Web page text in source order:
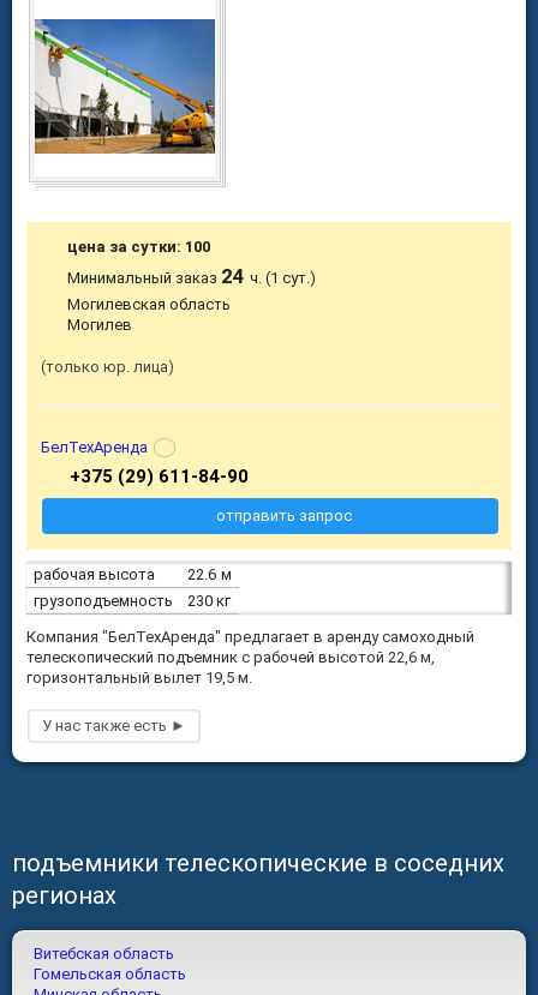
рабочая высота
22.6 м
грузоподъемность
230 кг
Компания "БелТехАренда" предлагает в аренду самоходный
телескопический подъемник с рабочей высотой 22,6 м,
горизонтальный вылет 19,5 м.
цена за сутки: 100
Минимальный заказ 24ч. (1 сут.)
Могилевская область
Могилев
только юр. лица
БелТехАренда
+375 (29) 611-84-90
отправить запрос
подъемники телескопические в соседних
регионах
Витебская область
Гомельская область